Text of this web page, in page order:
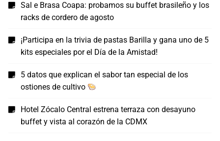
Sal e Brasa Coapa: probamos su buffet brasileño y los
racks de cordero de agosto
¡Participa en la trivia de pastas Barilla y gana uno de 5
kits especiales por el Día de la Amistad!
5 datos que explican el sabor tan especial de los
ostiones de cultivo
Hotel Zócalo Central estrena terraza con desayuno
buffet y vista al corazón de la CDMX